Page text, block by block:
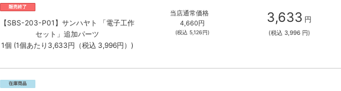
【SBS-203-P01】サンハヤト 「電子工作
セット」追加パーツ
1個 (1個あたり3,633円（税込 3,996円）)
当店通常価格
4,660円
(税込 5,126円)
3,633 円
(税込 3,996 円)